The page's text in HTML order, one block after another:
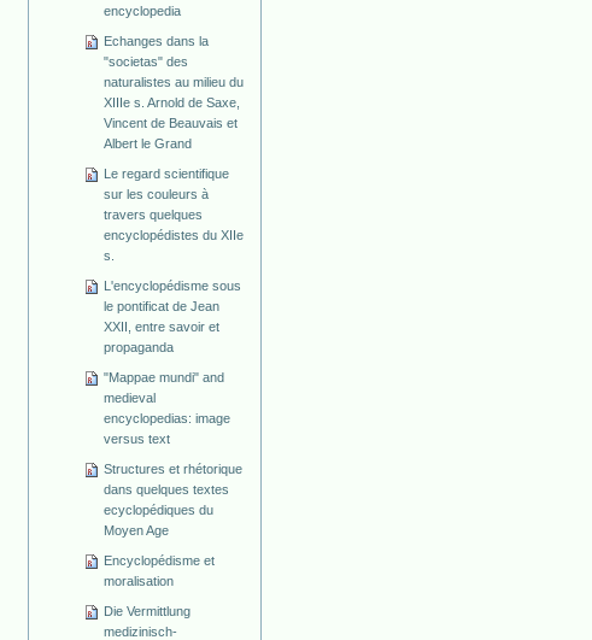
encyclopedia
Echanges dans la
"societas" des
naturalistes au milieu du
XIIIe s. Arnold de Saxe,
Vincent de Beauvais et
Albert le Grand
Le regard scientifique
sur les couleurs à
travers quelques
encyclopédistes du XIIe
s.
L'encyclopédisme sous
le pontificat de Jean
XXII, entre savoir et
propaganda
"Mappae mundi" and
medieval
encyclopedias: image
versus text
Structures et rhétorique
dans quelques textes
ecyclopédiques du
Moyen Age
Encyclopédisme et
moralisation
Die Vermittlung
medizinisch-